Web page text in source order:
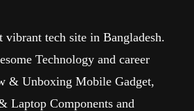
vibrant tech site in Bangladesh.
Technology and career
& Unboxing Mobile Gadget,
Laptop Components and